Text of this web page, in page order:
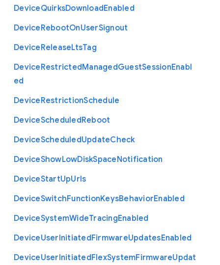
DeviceQuirksDownloadEnabled
DeviceRebootOnUserSignout
DeviceReleaseLtsTag
DeviceRestrictedManagedGuestSessionEnabl
ed
DeviceRestrictionSchedule
DeviceScheduledReboot
DeviceScheduledUpdateCheck
DeviceShowLowDiskSpaceNotification
DeviceStartUpUrls
DeviceSwitchFunctionKeysBehaviorEnabled
DeviceSystemWideTracingEnabled
DeviceUserInitiatedFirmwareUpdatesEnabled
DeviceUserInitiatedFlexSystemFirmwareUpdat